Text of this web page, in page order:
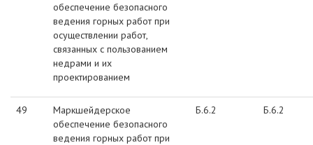
обеспечение безопасного
ведения горных работ при
осуществлении работ,
связанных с пользованием
недрами и их
проектированием
49
Маркшейдерское
обеспечение безопасного
ведения горных работ при
Б.6.2 Б.6.2